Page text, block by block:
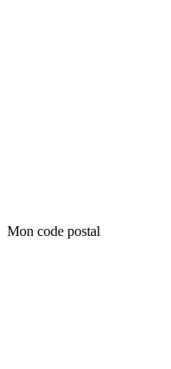
Mon code postal